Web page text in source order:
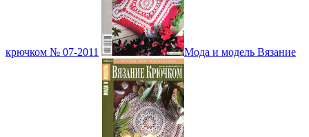
крючком № 07-2011 Мода и модель Вязание